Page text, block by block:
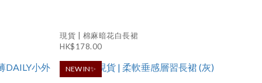
現貨 | 棉麻暗花白長裙
HK$178.00
NEW IN✨